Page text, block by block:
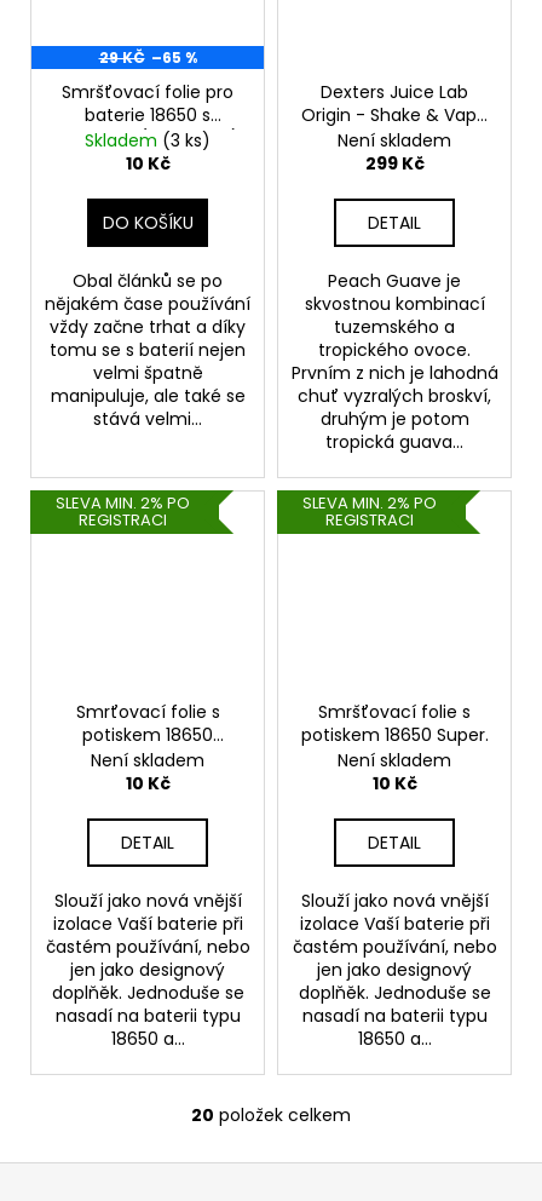
29 KČ –65 %
Smršťovací folie pro
baterie 18650 s
potiskem (USA vlajka)
Skladem (3 ks)
10 Kč
DO KOŠÍKU
Obal článků se po
nějakém čase používání
vždy začne trhat a díky
tomu se s baterií nejen
velmi špatně
manipuluje, ale také se
stává velmi...
Dexters Juice Lab
Origin - Shake & Vape
- Peach Guave
(Broskev a guava) -
Není skladem
299 Kč
DETAIL
Peach Guave je
skvostnou kombinací
tuzemského a
tropického ovoce.
Prvním z nich je lahodná
chuť vyzralých broskví,
druhým je potom
tropická guava...
SLEVA MIN. 2% PO
REGISTRACI
Smrťovací folie s
potiskem 18650
Wolver.
Není skladem
10 Kč
DETAIL
Slouží jako nová vnější
izolace Vaší baterie při
častém používání, nebo
jen jako designový
doplňěk. Jednoduše se
nasadí na baterii typu
18650 a...
SLEVA MIN. 2% PO
REGISTRACI
Smršťovací folie s
potiskem 18650 Super.
Není skladem
10 Kč
DETAIL
Slouží jako nová vnější
izolace Vaší baterie při
častém používání, nebo
jen jako designový
doplňěk. Jednoduše se
nasadí na baterii typu
18650 a...
O
v
20 položek celkem
Z